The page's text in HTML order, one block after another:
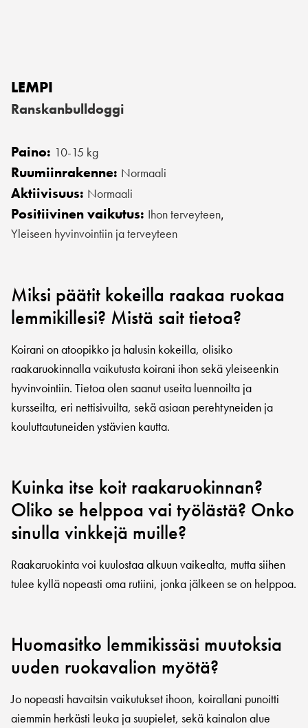
LEMPI
Ranskanbulldoggi
Paino: 10-15 kg
Ruumiinrakenne: Normaali
Aktiivisuus: Normaali
Positiivinen vaikutus: Ihon terveyteen,
Yleiseen hyvinvointiin ja terveyteen
Miksi päätit kokeilla raakaa ruokaa
lemmikillesi? Mistä sait tietoa?
Koirani on atoopikko ja halusin kokeilla, olisiko
raakaruokinnalla vaikutusta koirani ihon sekä yleiseenkin
hyvinvointiin. Tietoa olen saanut useita luennoilta ja
kursseilta, eri nettisivuilta, sekä asiaan perehtyneiden ja
kouluttautuneiden ystävien kautta.
Kuinka itse koit raakaruokinnan?
Oliko se helppoa vai työlästä? Onko
sinulla vinkkejä muille?
Raakaruokinta voi kuulostaa alkuun vaikealta, mutta siihen
tulee kyllä nopeasti oma rutiini, jonka jälkeen se on helppoa.
Huomasitko lemmikissäsi muutoksia
uuden ruokavalion myötä?
Jo nopeasti havaitsin vaikutukset ihoon, koirallani punoitti
aiemmin herkästi leuka ja suupielet, sekä kainalon alue